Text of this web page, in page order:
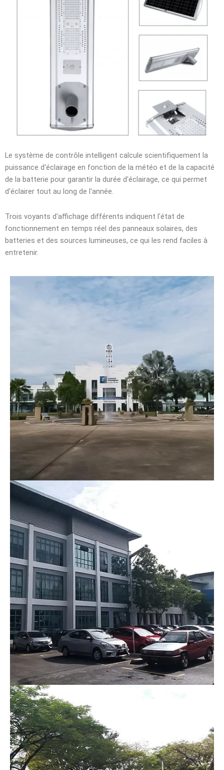
Le système de contrôle intelligent calcule scientifiquement la
puissance d'éclairage en fonction de la météo et de la capacité
de la batterie pour garantir la durée d'éclairage, ce qui permet
d'éclairer tout au long de l'année.
Trois voyants d'affichage différents indiquent l'état de
fonctionnement en temps réel des panneaux solaires, des
batteries et des sources lumineuses, ce qui les rend faciles à
entretenir.